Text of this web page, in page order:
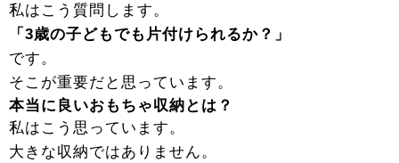
私はこう質問します。
「3歳の子どもでも片付けられるか？」
です。
そこが重要だと思っています。
本当に良いおもちゃ収納とは？
私はこう思っています。
大きな収納ではありません。